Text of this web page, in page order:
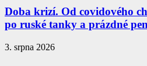
Doba krizí. Od covidového
po ruské tanky a prázdné
3. srpna 2026